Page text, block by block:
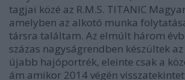
tagjai közé az R.M.S. TITANIC
amelyben az alkotó munka
társra találtam. Az elmúlt három
százas nagyságrendben készültek
újabb hajóportrék, eleinte csak a
ám amikor 2014 végén